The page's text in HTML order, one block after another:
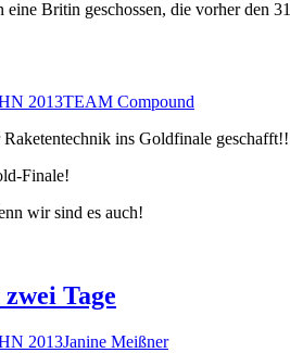
Britin geschossen, die vorher den
2013TEAM Compound
ins Goldfinale
Finale!
wir sind es auch!
Tage
2013Janine Meißner